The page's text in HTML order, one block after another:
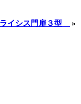
イシス門扉３型 »